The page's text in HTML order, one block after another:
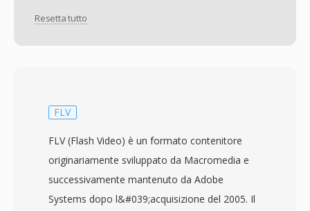
Resetta tutto
FLV
FLV (Flash Video) è un formato contenitore
originariamente sviluppato da Macromedia e
successivamente mantenuto da Adobe
Systems dopo l&#039;acquisizione del 2005. Il